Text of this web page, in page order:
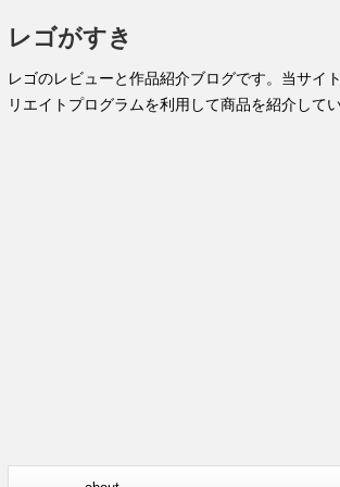
レゴがすき
レゴのレビューと作品紹介ブログです。当サイ
リエイトプログラムを利用して商品を紹介してい